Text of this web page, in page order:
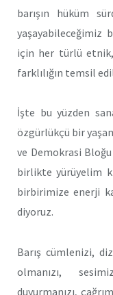
barışın hüküm
yaşayabileceğimiz
için her türlü etnik,
farklılığın temsil
İşte bu yüzden
özgürlükçü bir
ve Demokrasi
birlikte yürüyelim
birbirimize enerji
diyoruz.
Barış cümlenizi,
olmanızı,
duyurmanızı,